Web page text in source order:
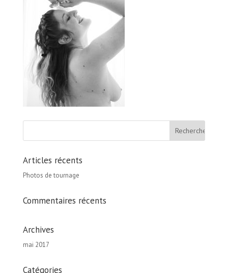
Articles récents
Photos de tournage
Commentaires récents
Archives
mai 2017
Catégories